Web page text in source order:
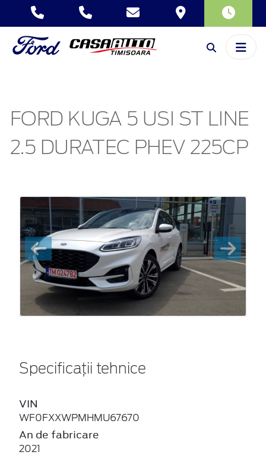
FORD KUGA 5 USI ST LINE
2.5 DURATEC PHEV 225CP
Specificații tehnice
VIN
WF0FXXWPMHMU67670
An de fabricare
2021